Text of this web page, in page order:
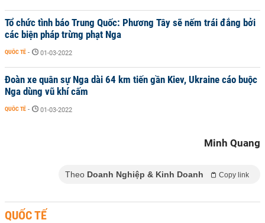
Tổ chức tình báo Trung Quốc: Phương Tây sẽ nếm trái đắng bởi
các biện pháp trừng phạt Nga
QUỐC TẾ - 01-03-2022
Đoàn xe quân sự Nga dài 64 km tiến gần Kiev, Ukraine cáo buộc
Nga dùng vũ khí cấm
QUỐC TẾ - 01-03-2022
Minh Quang
Theo Doanh Nghiệp & Kinh Doanh Copy link
QUỐC TẾ